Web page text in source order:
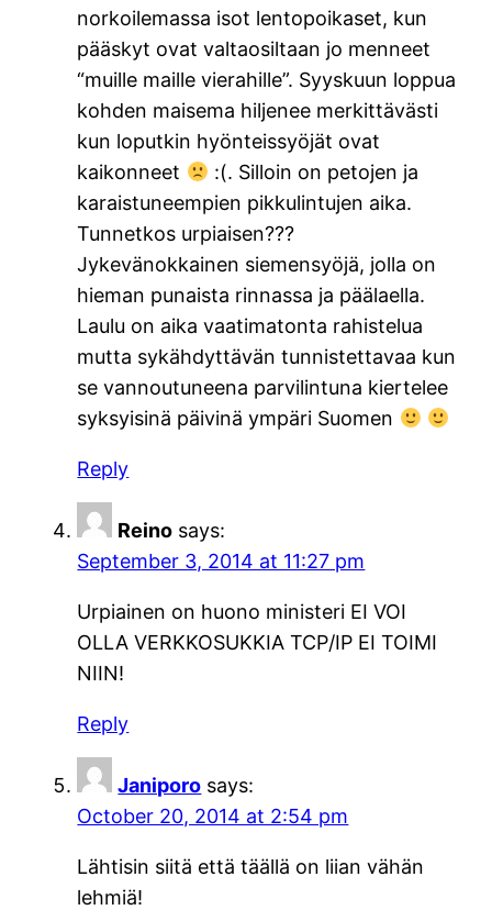
norkoilemassa isot lentopoikaset, kun
pääskyt ovat valtaosiltaan jo menneet
“muille maille vierahille”. Syyskuun loppua
kohden maisema hiljenee merkittävästi
kun loputkin hyönteissyöjät ovat
kaikonneet
:(. Silloin on petojen ja
karaistuneempien pikkulintujen aika.
Tunnetkos urpiaisen???
Jykevänokkainen siemensyöjä, jolla on
hieman punaista rinnassa ja päälaella.
Laulu on aika vaatimatonta rahistelua
mutta sykähdyttävän tunnistettavaa kun
se vannoutuneena parvilintuna kiertelee
syksyisinä päivinä ympäri Suomen
Reply
Reino says:
September 3, 2014 at 11:27 pm
Urpiainen on huono ministeri EI VOI
OLLA VERKKOSUKKIA TCP/IP EI TOIMI
NIIN!
Reply
Janiporo says:
October 20, 2014 at 2:54 pm
Lähtisin siitä että täällä on liian vähän
lehmiä!